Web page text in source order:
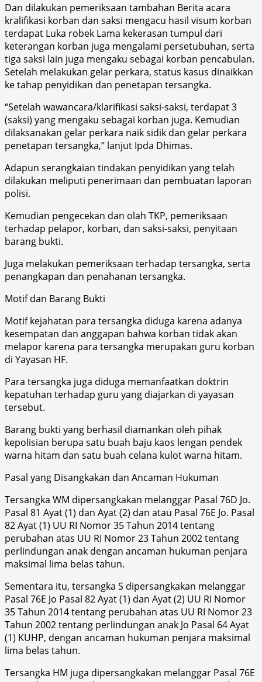
Dan dilakukan pemeriksaan tambahan Berita acara
kralifikasi korban dan saksi mengacu hasil visum korban
terdapat Luka robek Lama kekerasan tumpul dari
keterangan korban juga mengalami persetubuhan, serta
tiga saksi lain juga mengaku sebagai korban pencabulan.
Setelah melakukan gelar perkara, status kasus dinaikkan
ke tahap penyidikan dan penetapan tersangka.
“Setelah wawancara/klarifikasi saksi-saksi, terdapat 3
(saksi) yang mengaku sebagai korban juga. Kemudian
dilaksanakan gelar perkara naik sidik dan gelar perkara
penetapan tersangka,” lanjut Ipda Dhimas.
Adapun serangkaian tindakan penyidikan yang telah
dilakukan meliputi penerimaan dan pembuatan laporan
polisi.
Kemudian pengecekan dan olah TKP, pemeriksaan
terhadap pelapor, korban, dan saksi-saksi, penyitaan
barang bukti.
Juga melakukan pemeriksaan terhadap tersangka, serta
penangkapan dan penahanan tersangka.
Motif dan Barang Bukti
Motif kejahatan para tersangka diduga karena adanya
kesempatan dan anggapan bahwa korban tidak akan
melapor karena para tersangka merupakan guru korban
di Yayasan HF.
Para tersangka juga diduga memanfaatkan doktrin
kepatuhan terhadap guru yang diajarkan di yayasan
tersebut.
Barang bukti yang berhasil diamankan oleh pihak
kepolisian berupa satu buah baju kaos lengan pendek
warna hitam dan satu buah celana kulot warna hitam.
Pasal yang Disangkakan dan Ancaman Hukuman
Tersangka WM dipersangkakan melanggar Pasal 76D Jo.
Pasal 81 Ayat (1) dan Ayat (2) dan atau Pasal 76E Jo. Pasal
82 Ayat (1) UU RI Nomor 35 Tahun 2014 tentang
perubahan atas UU RI Nomor 23 Tahun 2002 tentang
perlindungan anak dengan ancaman hukuman penjara
maksimal lima belas tahun.
Sementara itu, tersangka S dipersangkakan melanggar
Pasal 76E Jo Pasal 82 Ayat (1) dan Ayat (2) UU RI Nomor
35 Tahun 2014 tentang perubahan atas UU RI Nomor 23
Tahun 2002 tentang perlindungan anak Jo Pasal 64 Ayat
(1) KUHP, dengan ancaman hukuman penjara maksimal
lima belas tahun.
Tersangka HM juga dipersangkakan melanggar Pasal 76E